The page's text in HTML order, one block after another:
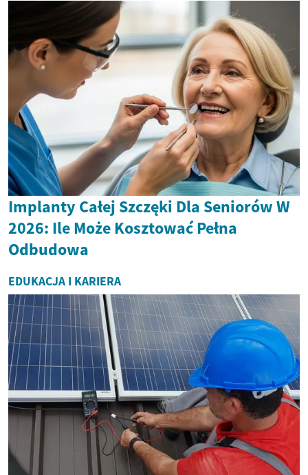
Implanty Całej Szczęki Dla Seniorów W
2026: Ile Może Kosztować Pełna
Odbudowa
EDUKACJA I KARIERA